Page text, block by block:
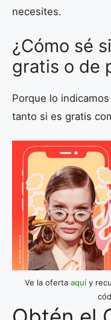
necesites.
¿Cómo sé
gratis o de
Porque lo
tanto si es gratis
Ve la oferta aquíy